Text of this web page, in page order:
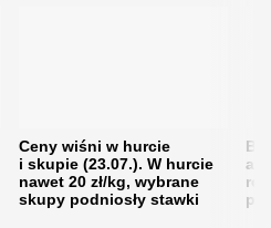
Ceny wiśni w hurcie
i skupie (23.07.). W hurcie
nawet 20 zł/kg, wybrane
skupy podniosły stawki